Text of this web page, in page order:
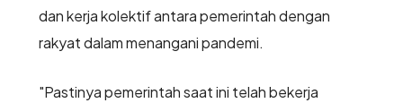
dan kerja kolektif antara pemerintah dengan
rakyat dalam menangani pandemi.
"Pastinya pemerintah saat ini telah bekerja